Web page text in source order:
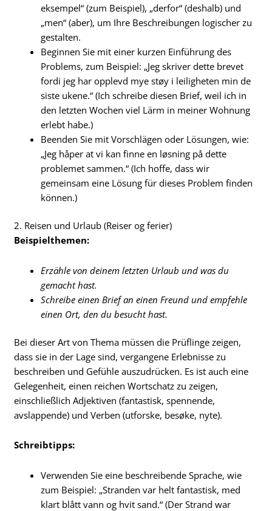
eksempel“ (zum Beispiel), „derfor“ (deshalb) und
„men“ (aber), um Ihre Beschreibungen logischer zu
gestalten.
Beginnen Sie mit einer kurzen Einführung des
Problems, zum Beispiel: „Jeg skriver dette brevet
fordi jeg har opplevd mye støy i leiligheten min de
siste ukene.“ (Ich schreibe diesen Brief, weil ich in
den letzten Wochen viel Lärm in meiner Wohnung
erlebt habe.)
Beenden Sie mit Vorschlägen oder Lösungen, wie:
„Jeg håper at vi kan finne en løsning på dette
problemet sammen.“ (Ich hoffe, dass wir
gemeinsam eine Lösung für dieses Problem finden
können.)
2. Reisen und Urlaub (Reiser og ferier)
Beispielthemen:
Erzähle von deinem letzten Urlaub und was du
gemacht hast.
Schreibe einen Brief an einen Freund und empfehle
einen Ort, den du besucht hast.
Bei dieser Art von Thema müssen die Prüflinge zeigen,
dass sie in der Lage sind, vergangene Erlebnisse zu
beschreiben und Gefühle auszudrücken. Es ist auch eine
Gelegenheit, einen reichen Wortschatz zu zeigen,
einschließlich Adjektiven (fantastisk, spennende,
avslappende) und Verben (utforske, besøke, nyte).
Schreibtipps:
Verwenden Sie eine beschreibende Sprache, wie
zum Beispiel: „Stranden var helt fantastisk, med
klart blått vann og hvit sand.“ (Der Strand war